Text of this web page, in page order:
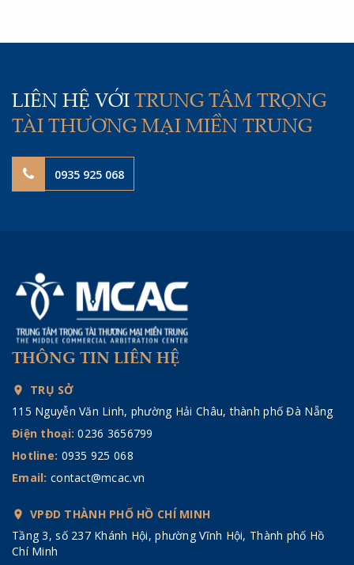
diện MCAC tại Hà Nội; cùng Trọng tài viên, Luật sư
LIÊN HỆ VỚI TRUNG TÂM TRỌNG
TÀI THƯƠNG MẠI MIỀN TRUNG
0935 925 068
THÔNG TIN LIÊN HỆ
TRỤ SỞ
115 Nguyễn Văn Linh, phường Hải Châu, thành phố Đà Nẵng
Điện thoại:0236 3656799
Hotline: 0935 925 068
Email: contact@mcac.vn
VPĐD THÀNH PHỐ HỒ CHÍ MINH
Tầng 3, số 237 Khánh Hội, phường Vĩnh Hội, Thành phố Hồ
Chí Minh